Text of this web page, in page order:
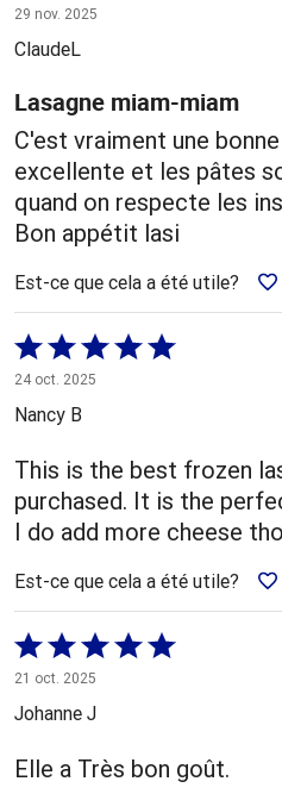
5 sur
5
29 nov. 2025
ClaudeL
Lasagne miam-miam
C'est vraiment une
excellente et les pâtes
quand on respecte les
Bon appétit lasi
Est-ce que cela a été utile?
Coté
5 sur
5
24 oct. 2025
Nancy B
This is the best frozen
purchased. It is the
I do add more cheese
Est-ce que cela a été utile?
Coté
5 sur
5
21 oct. 2025
Johanne J
Elle a Très bon goût.